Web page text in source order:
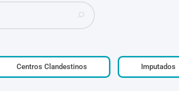
Centros Clandestinos Imputados